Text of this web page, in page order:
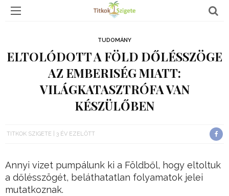
TUDOMÁNY
ELTOLÓDOTT A FÖLD DŐLÉSSZÖGE
AZ EMBERISÉG MIATT:
VILÁGKATASZTRÓFA VAN
KÉSZÜLŐBEN
TITKOK SZIGETE 3 ÉV EZELŐTT
Annyi vizet pumpálunk ki a Földből, hogy eltoltuk
a dőlésszögét, beláthatatlan folyamatok jelei
mutatkoznak.